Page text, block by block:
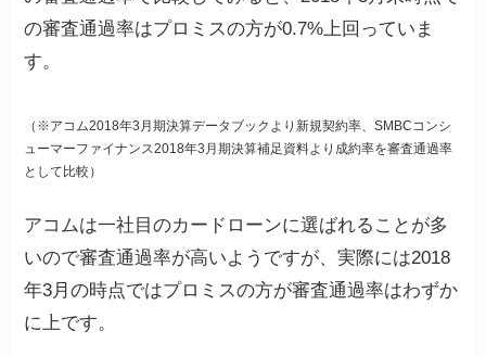
の審査通過率はプロミスの方が0.7%上回っていま
す。
（※アコム2018年3月期決算データブックより新規契約率、SMBCコンシ
ューマーファイナンス2018年3月期決算補足資料より成約率を審査通過率
として比較）
アコムは一社目のカードローンに選ばれることが多
いので審査通過率が高いようですが、実際には2018
年3月の時点ではプロミスの方が審査通過率はわずか
に上です。